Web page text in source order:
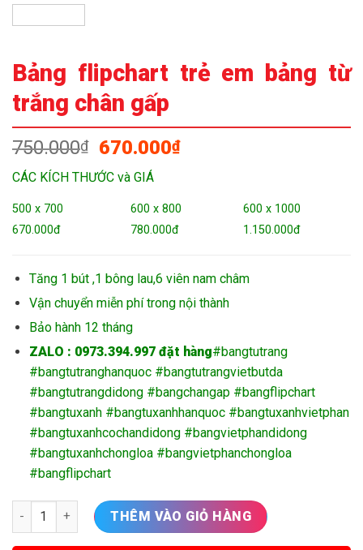
Bảng flipchart trẻ em bảng từ
trắng chân gấp
750.000₫
Giá
gốc
là:
750.000₫.
670.000₫Giá
là:
670.000₫.
CÁC KÍCH THƯỚC và GIÁ
500 x 700
670.000đ
600 x 800
780.000đ
600 x 1000
1.150.000đ
Tăng 1 bút ,1 bông lau,6 viên nam châm
Vận chuyển miễn phí trong nội thành
Bảo hành 12 tháng
ZALO : 0973.394.997 đặt hàng#bangtutrang
#bangtutranghanquoc #bangtutrangvietbutda
#bangtutrangdidong #bangchangap #bangflipchart
#bangtuxanh #bangtuxanhhanquoc #bangtuxanhvietphan
#bangtuxanhcochandidong #bangvietphandidong
#bangtuxanhchongloa #bangvietphanchongloa
#bangflipchart
Bảng flipchart trẻ em bảng từ trắng chân gấp số lượng
THÊM VÀO GIỎ HÀNG